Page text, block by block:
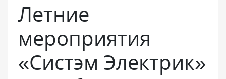
Летние
мероприятия
«Систэм Электрик»